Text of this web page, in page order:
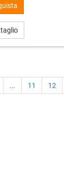
... 11 12